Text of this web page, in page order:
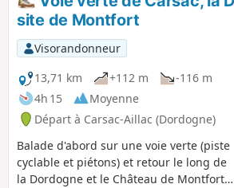
site de Montfort
Visorandonneur
13,71 km
+112 m
-116 m
4h 15
Moyenne
Départ à Carsac-Aillac (Dordogne)
Balade d'abord sur une voie verte (piste
cyclable et piétons) et retour le long de
la Dordogne et le Château de Montfort